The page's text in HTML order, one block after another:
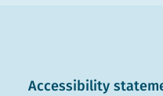
Accessibility